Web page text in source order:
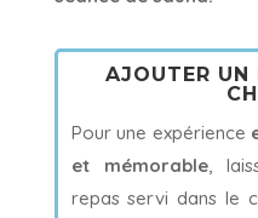
AJOUTER UN
Pour une expérience
et mémorable,
repas servi dans le